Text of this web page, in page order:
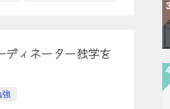
ディネーター独学を
強